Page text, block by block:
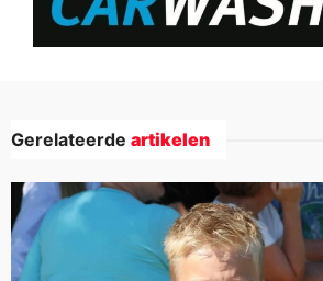
Gerelateerde artikelen